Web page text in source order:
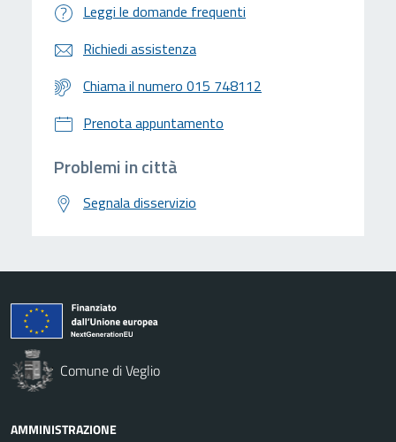
Leggi le domande frequenti
Richiedi assistenza
Chiama il numero 015 748112
Prenota appuntamento
Problemi in città
Segnala disservizio
Comune di Veglio
AMMINISTRAZIONE